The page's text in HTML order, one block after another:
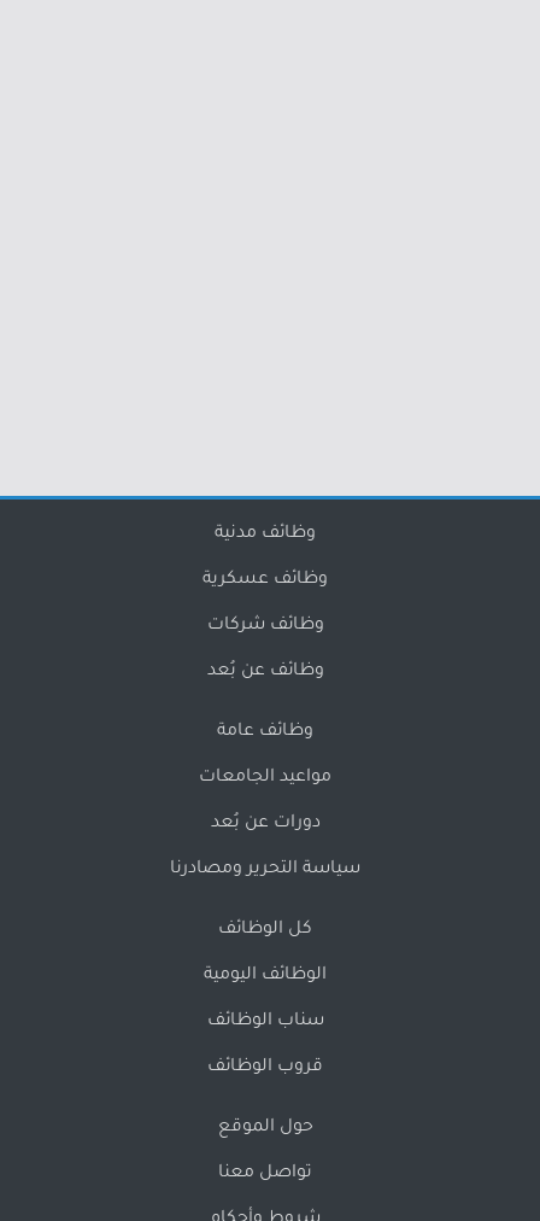
وظائف مدنية
وظائف عسكرية
وظائف شركات
وظائف عن بُعد
وظائف عامة
مواعيد الجامعات
دورات عن بُعد
سياسة التحرير ومصادرنا
كل الوظائف
الوظائف اليومية
سناب الوظائف
قروب الوظائف
حول الموقع
تواصل معنا